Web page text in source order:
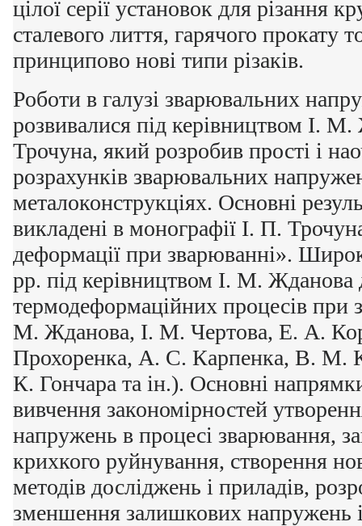
цілої серії установок для різання
сталевого лиття, гарячого прокату
принципово нові типи різаків.
Роботи в галузі зварювальних
розвивалися під керівництвом І.
Трочуна, який розробив прості і
розрахунків зварювальних
металоконструкціях. Основні
викладені в монографії І. П.
деформації при зварюванні».
рр. під керівництвом І. М. Жданова
термодеформаційних процесів при
М. Жданова, І. М. Чертова, Е. А.
Прохоренка, А. С. Карпенка, В. М.
К. Гончара та ін.). Основні
вивчення закономірностей
напружень в процесі зварювання,
крихкого руйнування, створення
методів досліджень і приладів,
зменшення залишкових напружень